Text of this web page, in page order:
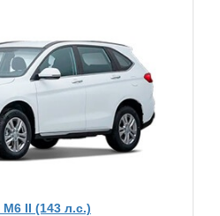
M6 II (143 л.с.)